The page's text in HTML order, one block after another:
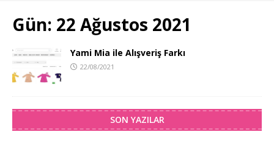
Gün: 22 Ağustos 2021
Yami Mia ile Alışveriş Farkı
22/08/2021
SON YAZILAR